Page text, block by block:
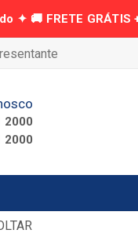
2000
2000